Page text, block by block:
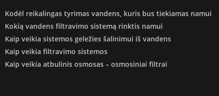
Kodėl reikalingas tyrimas vandens, kuris bus tiekiamas namui
Kokią vandens filtravimo sistemą rinktis namui
Kaip veikia sistemos geležies šalinimui iš vandens
Kaip veikia filtravimo sistemos
Kaip veikia atbulinis osmosas – osmosiniai filtrai